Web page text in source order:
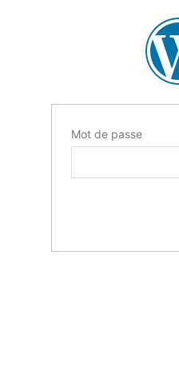
Mot de passe